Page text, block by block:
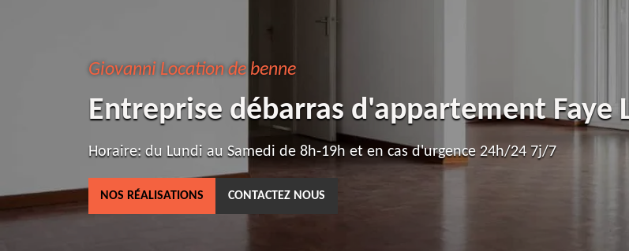
Giovanni Location de benne
Entreprise débarras d'appartement Faye
Horaire: du Lundi au Samedi de 8h-19h et en cas d'urgence 24h/24 7j/7
NOS RÉALISATIONS CONTACTEZ NOUS